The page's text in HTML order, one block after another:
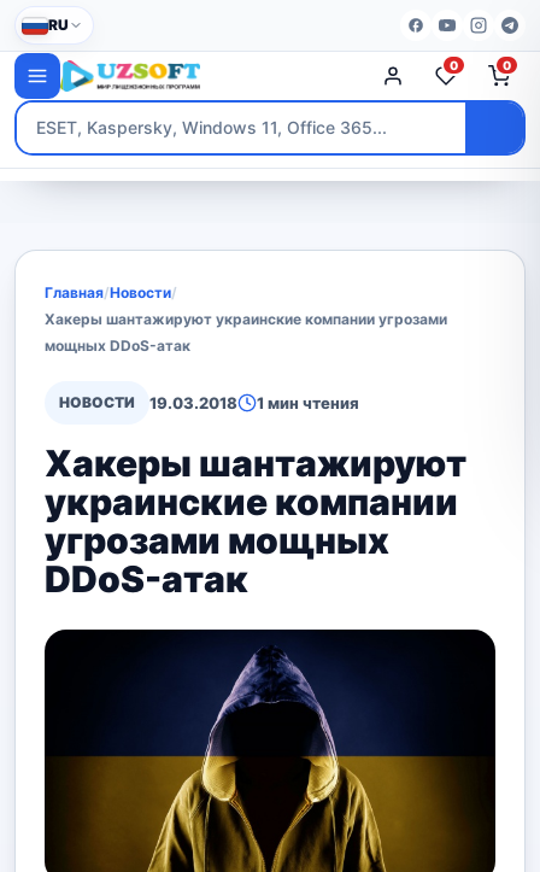
RU
0 0
Главная/Новости/
Хакеры шантажируют украинские компании угрозами
мощных DDoS-атак
НОВОСТИ 19.03.2018 1 мин чтения
Хакеры шантажируют
украинские компании
угрозами мощных
DDoS-атак